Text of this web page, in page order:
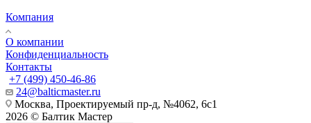
Компания
О компании
Конфиденциальность
Контакты
+7 (499) 450-46-86
24@balticmaster.ru
Москва, Проектируемый пр-д, №4062, 6с1
2026 © Балтик Мастер